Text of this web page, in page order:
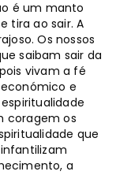
é um manto
tira ao sair. A
Os nossos
saibam sair da
vivam a fé
e
coragem os
que
a